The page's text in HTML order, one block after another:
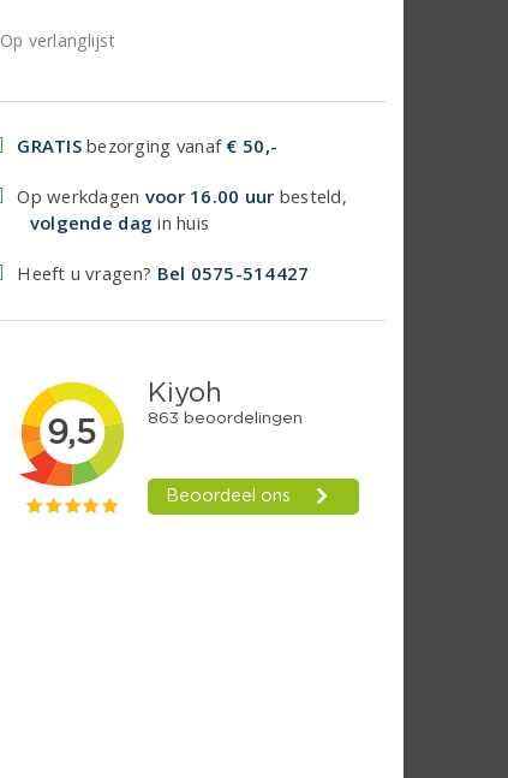
Op verlanglijst
GRATISbezorging vanaf € 50,-
Op werkdagen voor 16.00 uur besteld,
volgende dag in huis
Heeft u vragen? Bel 0575-514427